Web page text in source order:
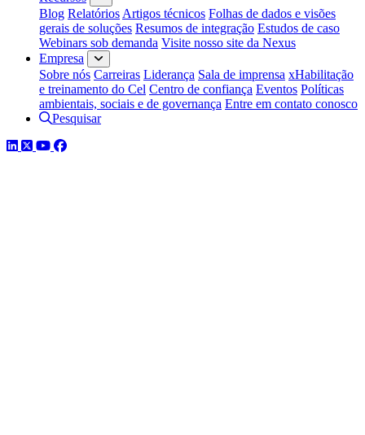
Blog Relatórios Artigos técnicos Folhas de dados e visões
gerais de soluções Resumos de integração Estudos de caso
Webinars sob demanda Visite nosso site da Nexus
Empresa
Sobre nós Carreiras Liderança Sala de imprensa xHabilitação
e treinamento do Cel Centro de confiança Eventos Políticas
ambientais, sociais e de governança Entre em contato conosco
Pesquisar
LinkedIn
TwitterYouTube
Facebook